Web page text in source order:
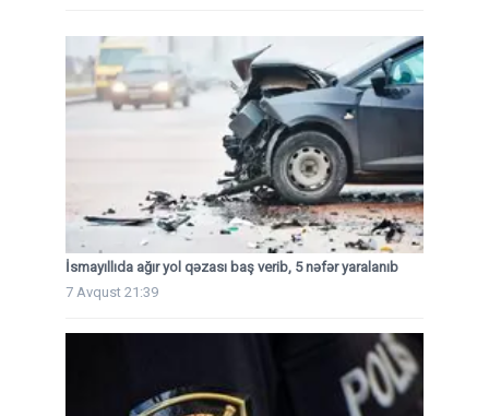
İsmayıllıda ağır yol qəzası baş verib, 5 nəfər yaralanıb
7 Avqust 21:39